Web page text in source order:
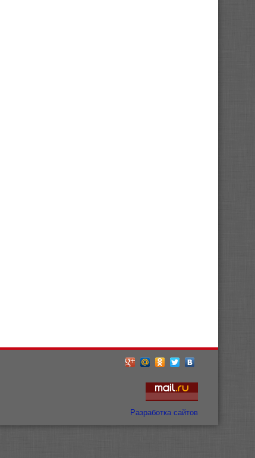
Разработка сайтов